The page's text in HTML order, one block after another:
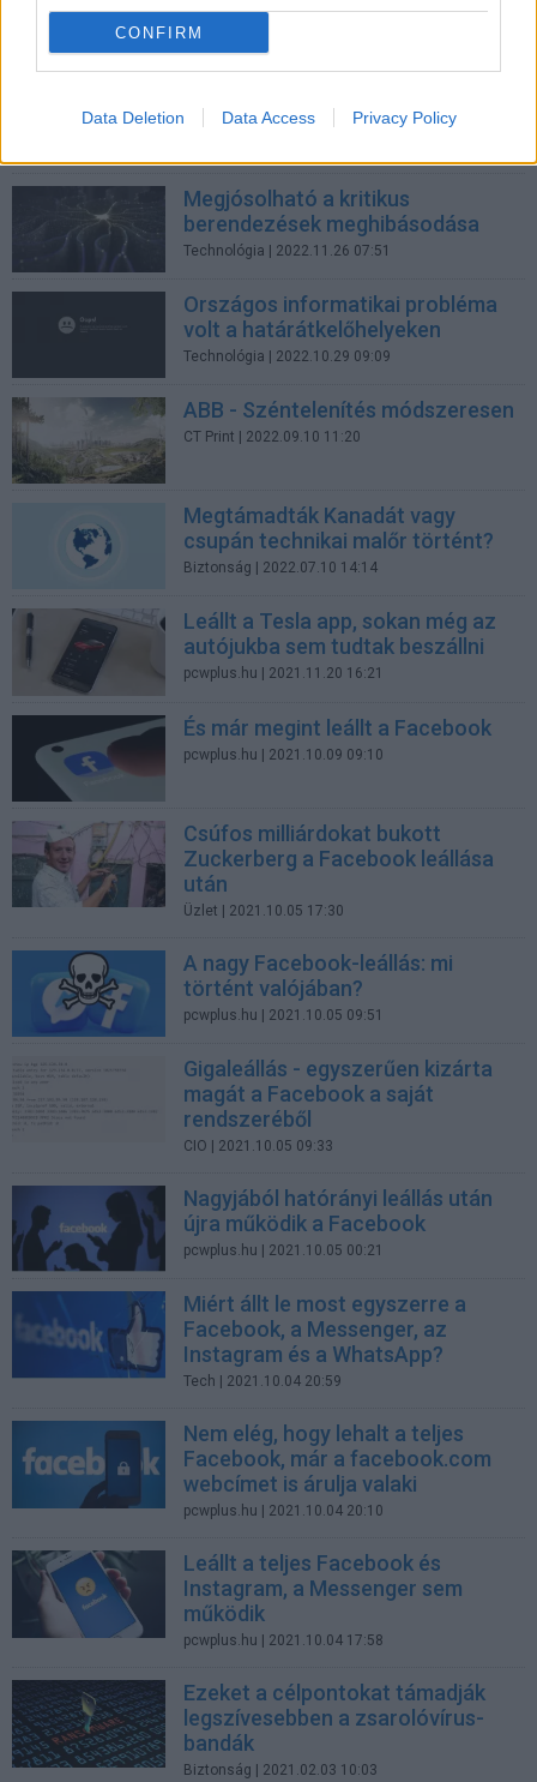
CONFIRM
Data Deletion Data Access Privacy Policy
A cégek 62 százaléka szenved
leállásoktól
Megjósolható a kritikus
berendezések meghibásodása
Technológia | 2022.11.26 07:51
Országos informatikai probléma
volt a határátkelőhelyeken
Technológia | 2022.10.29 09:09
ABB - Széntelenítés módszeresen
CT Print | 2022.09.10 11:20
Megtámadták Kanadát vagy
csupán technikai malőr történt?
Biztonság | 2022.07.10 14:14
Leállt a Tesla app, sokan még az
autójukba sem tudtak beszállni
pcwplus.hu | 2021.11.20 16:21
És már megint leállt a Facebook
pcwplus.hu | 2021.10.09 09:10
Csúfos milliárdokat bukott
Zuckerberg a Facebook leállása
után
Üzlet | 2021.10.05 17:30
A nagy Facebook-leállás: mi
történt valójában?
pcwplus.hu | 2021.10.05 09:51
Gigaleállás - egyszerűen kizárta
magát a Facebook a saját
rendszeréből
CIO | 2021.10.05 09:33
Nagyjából hatórányi leállás után
újra működik a Facebook
pcwplus.hu | 2021.10.05 00:21
Miért állt le most egyszerre a
Facebook, a Messenger, az
Instagram és a WhatsApp?
Tech | 2021.10.04 20:59
Nem elég, hogy lehalt a teljes
Facebook, már a facebook.com
webcímet is árulja valaki
pcwplus.hu | 2021.10.04 20:10
Leállt a teljes Facebook és
Instagram, a Messenger sem
működik
pcwplus.hu | 2021.10.04 17:58
Ezeket a célpontokat támadják
legszívesebben a zsarolóvírus-
bandák
Biztonság | 2021.02.03 10:03